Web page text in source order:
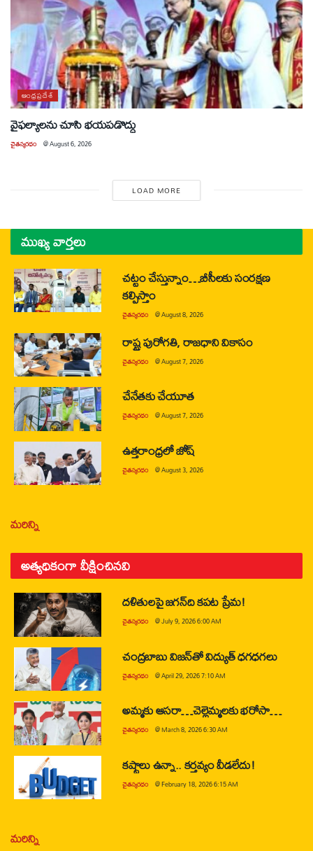
ఆంధ్రప్రదేశ్
వైఫల్యాలను చూసి భయపడొద్దు
చైతన్యరధం @August 6, 2026
LOAD MORE
ముఖ్య వార్తలు
చట్టం చేస్తున్నాం…బీసీలకు సంరక్షణ
కల్పిస్తాం
చైతన్యరధం @August 8, 2026
రాష్ట్ర పురోగతి, రాజధాని వికాసం
చైతన్యరధం @August 7, 2026
చేనేతకు చేయూత
చైతన్యరధం @August 7, 2026
ఉత్తరాంధ్రలో జోష్
చైతన్యరధం @August 3, 2026
మరిన్ని
అత్యధికంగా వీక్షించినవి
దళితులపై జగన్‌ది కపట ప్రేమ!
చైతన్యరధం @July 9, 2026 6:00 AM
చంద్రబాబు విజన్‌తో విద్యుత్ ధగధగలు
చైతన్యరధం @April 29, 2026 7:10 AM
అమ్మకు ఆసరా…చెల్లెమ్మలకు భరోసా…
చైతన్యరధం @March 8, 2026 6:30 AM
కష్టాలు ఉన్నా.. కర్తవ్యం వీడలేదు!
చైతన్యరధం @February 18, 2026 6:15 AM
మరిన్ని